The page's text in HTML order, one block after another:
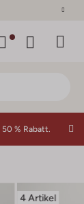
50 % Rabatt.
4 Artikel